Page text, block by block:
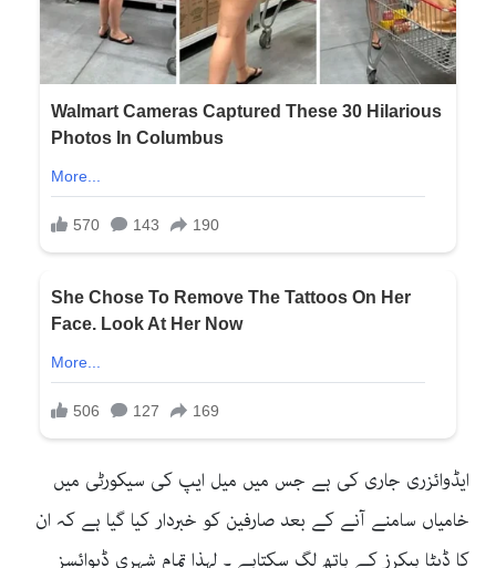
ایڈوائزری جاری کی ہے جس میں میل ایپ کی سیکورٹی میں
خامیاں سامنے آنے کے بعد صارفین کو خبردار کیا گیا ہے کہ ان
کا ڈیٹا ہیکرز کے ہاتھ لگ سکتاہے ۔ لہذا تمام شہری ڈیوائسز